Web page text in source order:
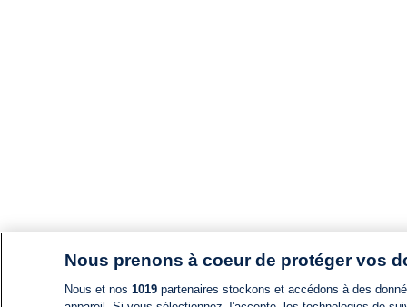
Nous prenons à coeur de protéger vos
Nous et nos 1019partenaires stockons et accédons à des